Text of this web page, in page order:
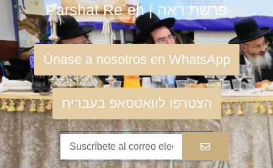
Parshat Re´eh | פרשת ראה
Únase a nosotros en WhatsApp
הצטרפו לוואטסאפ בעברית